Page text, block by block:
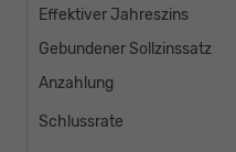
Effektiver Jahreszins
Gebundener Sollzinssatz
Anzahlung
Schlussrate